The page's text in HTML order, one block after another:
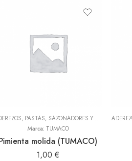
ADEREZOS, PASTAS, SAZONADORES Y CONDIMENTOS
Marca: TUMACO
molida (TUMACO)
1,00 €